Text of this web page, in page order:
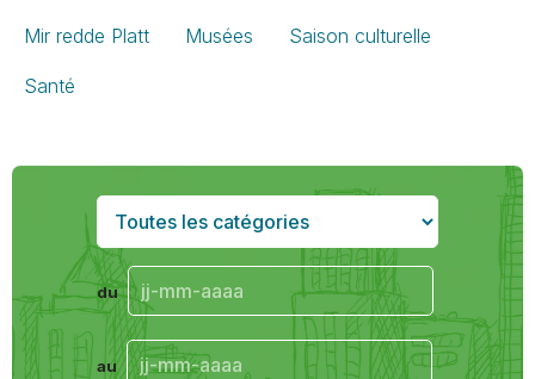
Mir redde Platt Musées Saison culturelle
Santé
du
au